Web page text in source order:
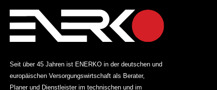
Seit über 45 Jahren ist ENERKO in der deutschen und
europäischen Versorgungswirtschaft als Berater,
Planer und Dienstleister im technischen und im